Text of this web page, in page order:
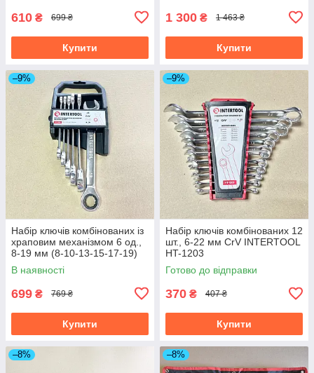
610 ₴ 699 ₴
Купити
1 300 ₴ 1 463 ₴
Купити
–9%
Набір ключів комбінованих із
храповим механізмом 6 од.,
8-19 мм (8-10-13-15-17-19)
Cr-V; INTERTOOL XT-1302
В наявності
699 ₴ 769 ₴
Купити
–9%
Набір ключів комбінованих 12
шт., 6-22 мм CrV INTERTOOL
HT-1203
Готово до відправки
370 ₴ 407 ₴
Купити
–8% –8%